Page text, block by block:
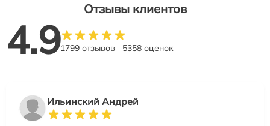
Отзывы клиентов
4.91799 отзывов 5358 оценок
Ильинский Андрей